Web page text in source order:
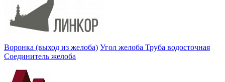
Воронка (выход из желоба) Угол желоба Труба водосточная
Соединитель желоба